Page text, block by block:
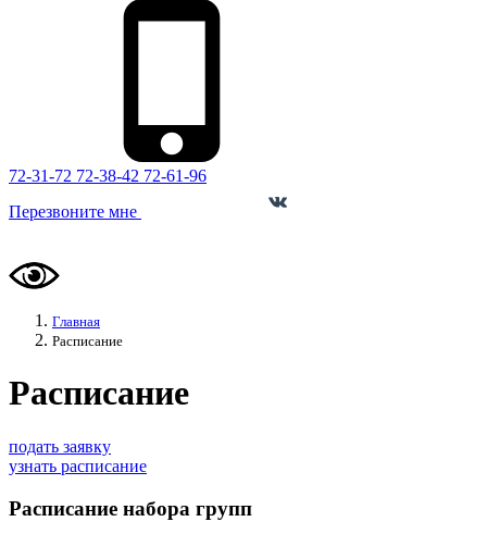
72-31-72 72-38-42 72-61-96
Перезвоните мне
Главная
Расписание
Расписание
подать заявку
узнать расписание
Расписание набора групп